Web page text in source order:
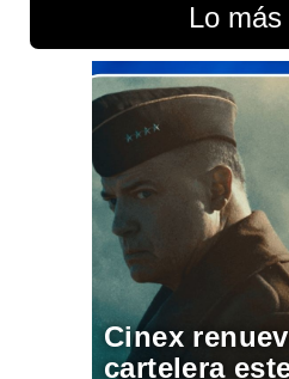
Lo
Cinex
cartelera